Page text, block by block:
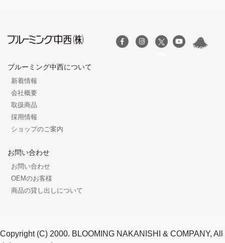
ブルーミング中西について
新着情報
会社概要
取扱商品
採用情報
ショップのご案内
お問い合わせ
お問い合わせ
OEMのお客様
商品の貸し出しについて
Copyright (C) 2000. BLOOMING NAKANISHI & COMPANY, All